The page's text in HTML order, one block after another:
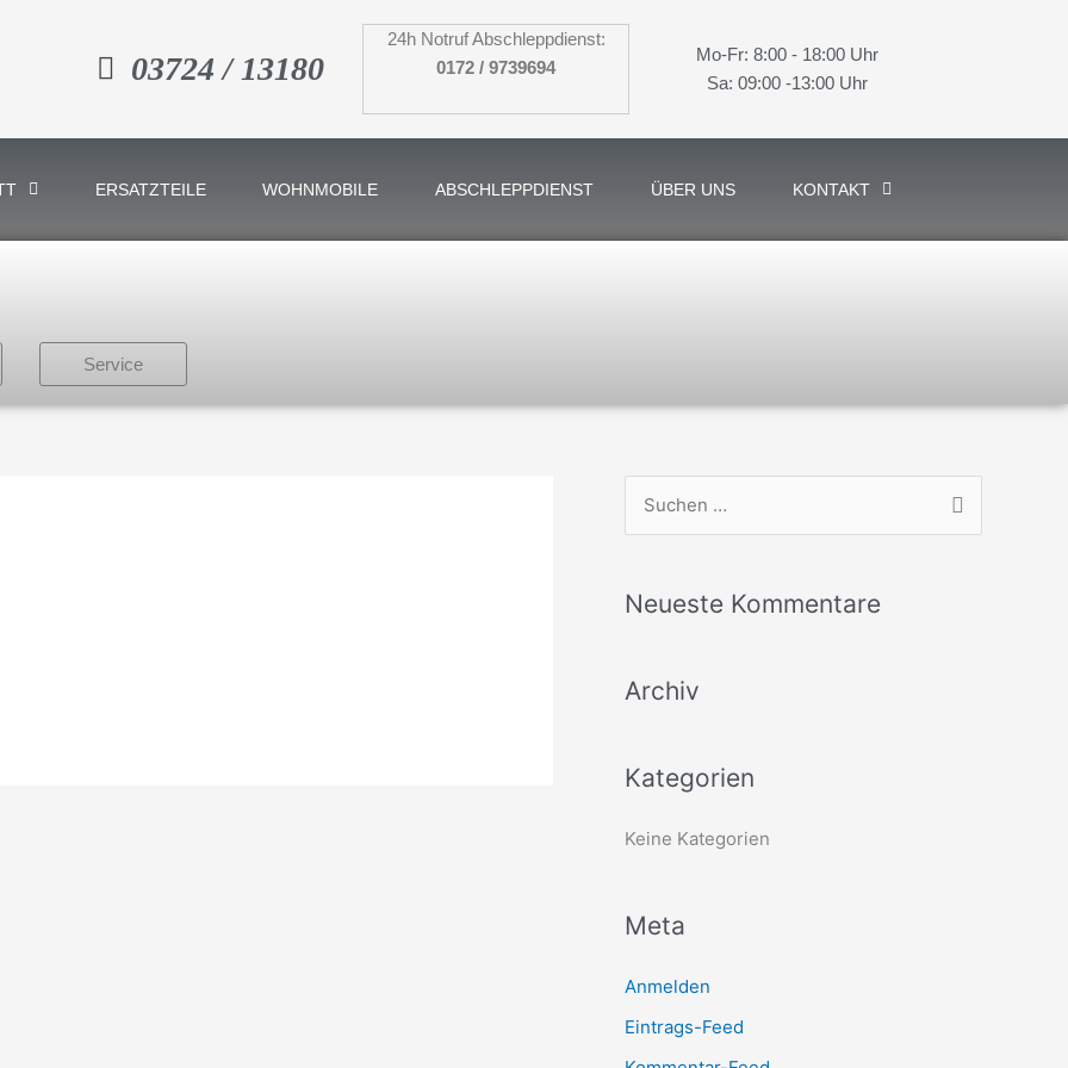
03724 / 13180
24h Notruf Abschleppdienst:
0172 / 9739694
Mo-Fr: 8:00 - 18:00 Uhr
Sa: 09:00 -13:00 Uhr
ERSATZTEILE WOHNMOBILE ABSCHLEPPDIENST ÜBER UNS KONTAKT
Service
h
n
h
Neueste Kommentare
Archiv
Kategorien
Keine Kategorien
Meta
Anmelden
Eintrags-Feed